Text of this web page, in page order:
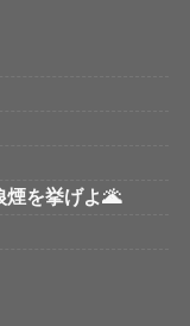
煙を挙げよ🌋